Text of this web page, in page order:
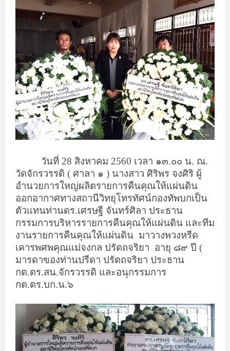
วันที่ 28 สิงหาคม 2560 เวลา ๑๓.๐๐ น. ณ.
วัดจักรวรรดิ ( ศาลา ๑ ) นางสาว ศิริพร จงศิริ ผู้
อำนวยการใหญ่ผลิตรายการคืนคุณให้แผ่นดิน
ออกอากาศทางสถานีวิทยุโทรทัศน์กองทัพบกเป็น
ตัวแทนท่านดร.เศรษฐี จันทร์ศิลา ประธาน
กรรมการบริหารรายการคืนคุณให้แผ่นดิน และทีม
งานรายการคืนคุณให้แผ่นดิน มาวางพวงหรีด
เคารพศพคุณแม่จงกล ปรัตถจริยา อายุ ๘๙ ปี (
มารดาของท่านปรีดา ปรัตถจริยา ประธาน
กต.ตร.สน.จักรวรรดิ และอนุกรรมการ
กต.ตร.บก.น.๖